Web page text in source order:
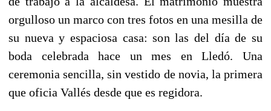
orgulloso un marco con tres fotos en una mesilla de
su nueva y espaciosa casa: son las del día de su
boda celebrada hace un mes en Lledó. Una
ceremonia sencilla, sin vestido de novia, la primera
que oficia Vallés desde que es regidora.